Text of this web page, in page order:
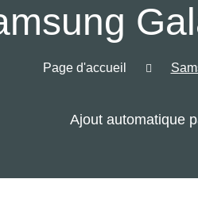
Page d'accueil
Ajout automatique